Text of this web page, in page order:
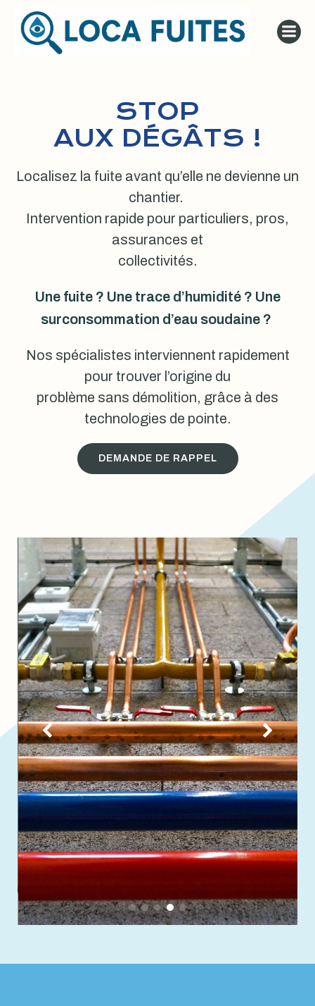
au
contenu
STOP
AUX DÉGÂTS !
Localisez la fuite avant qu’elle ne devienne un
chantier.
Intervention rapide pour particuliers, pros,
assurances et
collectivités.
Une fuite ? Une trace d’humidité ? Une
surconsommation d’eau soudaine ?
Nos spécialistes interviennent rapidement
pour trouver l’origine du
problème sans démolition, grâce à des
technologies de pointe.
DEMANDE DE RAPPEL